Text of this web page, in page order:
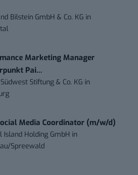
Bilstein GmbH & Co. KG in
Marketing Manager
Pai...
Stiftung & Co. KG in
Media Coordinator (m/w/d)
Island Holding GmbH in
Spreewald